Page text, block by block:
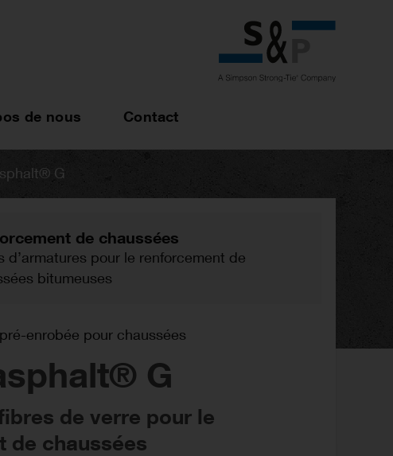
de nous Contact
G
de chaussées
d’armatures pour le renforcement de
bitumeuses
enrobée pour chaussées
G
de verre pour le
de chaussées